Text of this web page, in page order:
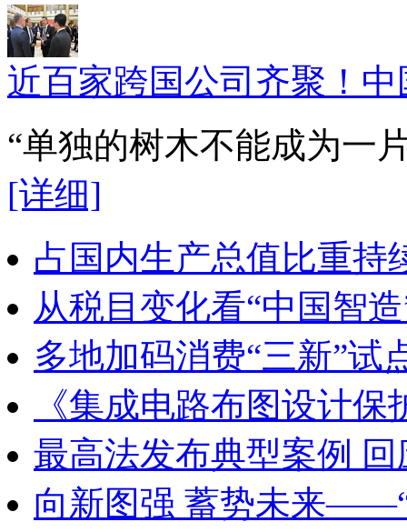
近百家跨国公司齐聚！中
“单独的树木不能成为一
[详细]
占国内生产总值比重持
从税目变化看“中国智
多地加码消费“三新”试
《集成电路布图设计
最高法发布典型案例
向新图强 蓄势未来